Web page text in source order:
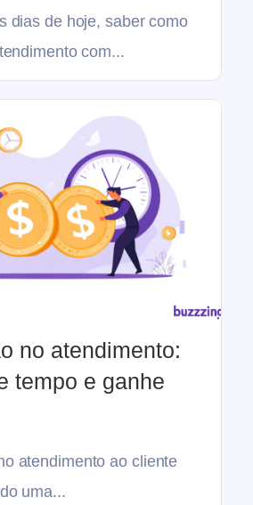
dias de hoje, saber como
com...
no atendimento:
tempo e ganhe
atendimento ao cliente
uma...